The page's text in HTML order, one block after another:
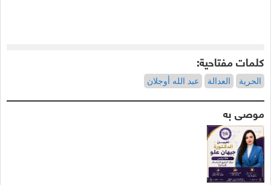
كلمات مفتاحية:
الحرية العدالة عبد الله أوجلان
موصى به